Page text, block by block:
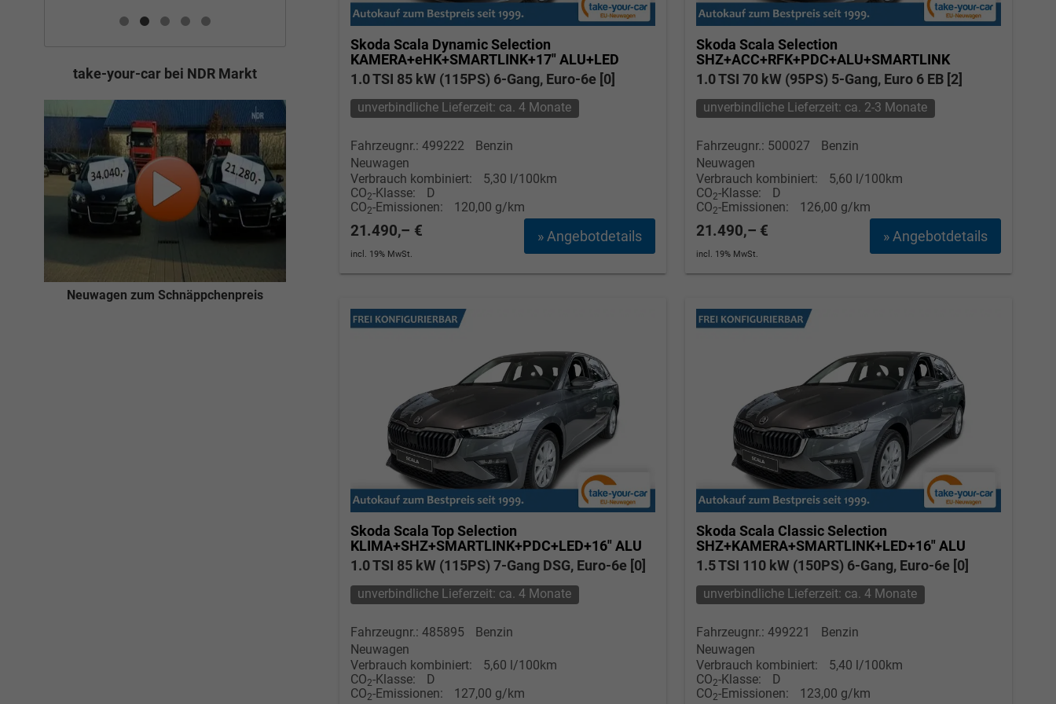
Skoda Scala Dynamic Selection
KAMERA+eHK+SMARTLINK+17" ALU+LED
1.0 TSI 85 kW (115PS) 6-Gang, Euro-6e [0]
unverbindliche Lieferzeit: ca. 4 Monate
Fahrzeugnr.: 499222
Benzin
Neuwagen
Verbrauch kombiniert:
5,30 l/100km
CO2-Klasse:
D
CO2-Emissionen: 120,00 g/km
» Angebotdetails
21.490,– €
incl. 19% MwSt.
Skoda Scala Selection
SHZ+ACC+RFK+PDC+ALU+SMARTLINK
1.0 TSI 70 kW (95PS) 5-Gang, Euro 6 EB [2]
unverbindliche Lieferzeit: ca. 2-3 Monate
Fahrzeugnr.: 500027
Benzin
Neuwagen
Verbrauch kombiniert:
5,60 l/100km
CO2-Klasse:
D
CO2-Emissionen: 126,00 g/km
» Angebotdetails
21.490,– €
incl. 19% MwSt.
Skoda ScalaTop Selection
KLIMA+SHZ+SMARTLINK+PDC+LED+16" ALU
1.0 TSI 85 kW (115PS) 7-Gang DSG, Euro-6e [0]
unverbindliche Lieferzeit: ca. 4 Monate
Fahrzeugnr.: 485895
Benzin
Neuwagen
Verbrauch kombiniert:
5,60 l/100km
CO2-Klasse:
D
CO2-Emissionen: 127,00 g/km
Skoda Scala Classic Selection
SHZ+KAMERA+SMARTLINK+LED+16" ALU
1.5 TSI 110 kW (150PS) 6-Gang, Euro-6e [0]
unverbindliche Lieferzeit: ca. 4 Monate
Fahrzeugnr.: 499221
Benzin
Neuwagen
Verbrauch kombiniert:
5,40 l/100km
CO2-Klasse:
D
CO2-Emissionen: 123,00 g/km
take-your-car bei NDR Markt
Neuwagen zum Schnäppchenpreis